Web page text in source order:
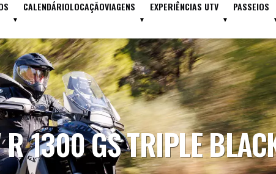
CALENDÁRIOLOCAÇÃOVIAGENS EXPERIÊNCIAS UTV PASSEIOS
1300 GS TRIPLE